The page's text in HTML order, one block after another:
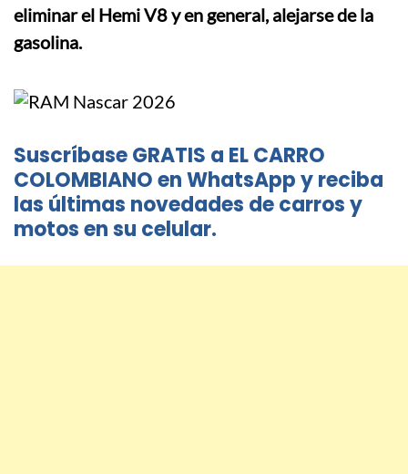
eliminar el Hemi V8 y en general, alejarse de la
gasolina.
Suscríbase GRATIS a EL CARRO
COLOMBIANO en WhatsApp y reciba
las últimas novedades de carros y
motos en su celular.